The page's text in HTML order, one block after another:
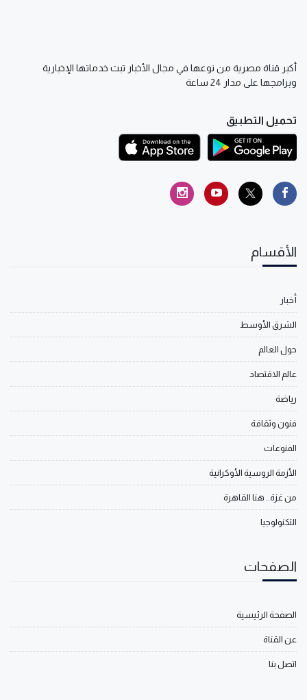
أكبر قناة مصرية من نوعها في مجال الأخبار تبث خدماتها الإخبارية
وبرامجها على مدار 24 ساعة
تحميل التطبيق
الأقسام
أخبار
الشرق الأوسط
حول العالم
عالم الاقتصاد
رياضة
فنون وثقافة
المنوعات
الأزمة الروسية الأوكرانية
من غزة.. هنا القاهرة
التكنولوجيا
الصفحات
الصفحة الرئيسية
عن القناة
اتصل بنا